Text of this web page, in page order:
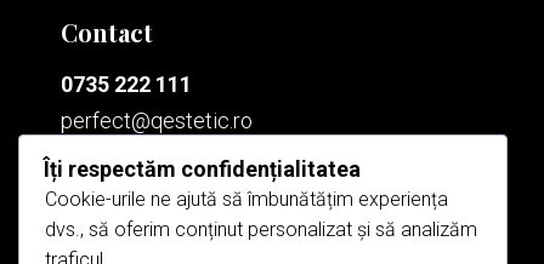
Contact
0735 222 111
perfect@qestetic.ro

Bucium
Sos. Bucium nr. 55k
Îți respectăm confidențialitatea
Cookie-urile ne ajută să îmbunătățim experiența
dvs., să oferim conținut personalizat și să analizăm
traficul.